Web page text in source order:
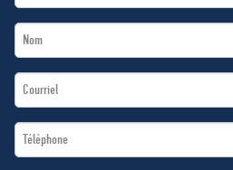
Name
Last
Name
Email
*
Téléphone
*